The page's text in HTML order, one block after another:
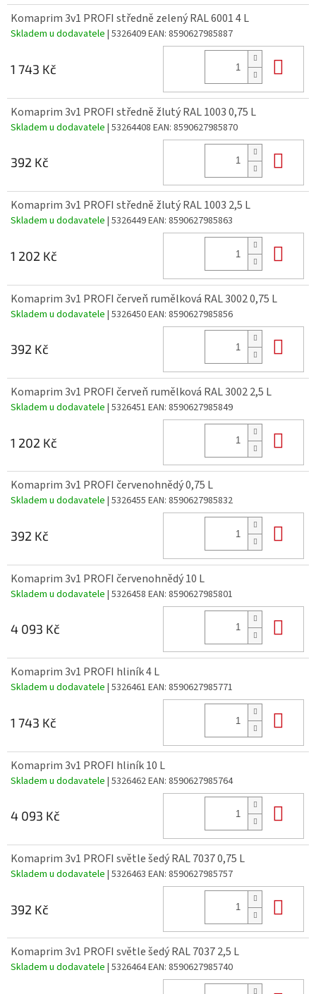
Komaprim 3v1 PROFI středně zelený RAL 6001 4 L
Skladem u dodavatele | 5326409EAN: 8590627985887
1 743 Kč
Komaprim 3v1 PROFI středně žlutý RAL 1003 0,75 L
Skladem u dodavatele | 53264408 EAN: 8590627985870
392 Kč
Komaprim 3v1 PROFI středně žlutý RAL 1003 2,5 L
Skladem u dodavatele | 5326449EAN: 8590627985863
1 202 Kč
Komaprim 3v1 PROFI červeň rumělková RAL 3002 0,75 L
Skladem u dodavatele | 5326450EAN: 8590627985856
392 Kč
Komaprim 3v1 PROFI červeň rumělková RAL 3002 2,5 L
Skladem u dodavatele | 5326451 EAN: 8590627985849
1 202 Kč
Komaprim 3v1 PROFI červenohnědý 0,75 L
Skladem u dodavatele | 5326455 EAN: 8590627985832
392 Kč
Komaprim 3v1 PROFI červenohnědý 10 L
Skladem u dodavatele | 5326458 EAN: 8590627985801
4 093 Kč
Komaprim 3v1 PROFI hliník 4 L
Skladem u dodavatele | 5326461 EAN: 8590627985771
1 743 Kč
Komaprim 3v1 PROFI hliník 10 L
Skladem u dodavatele | 5326462EAN: 8590627985764
4 093 Kč
Komaprim 3v1 PROFI světle šedý RAL 7037 0,75 L
Skladem u dodavatele | 5326463 EAN: 8590627985757
392 Kč
Komaprim 3v1 PROFI světle šedý RAL 7037 2,5 L
Skladem u dodavatele | 5326464EAN: 8590627985740